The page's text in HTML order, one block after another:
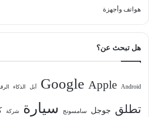
هواتف وأجهزة
هل تبحث عن؟
Android
Apple
Google آبل الذكاء
تطلق جوجل سامسونج سيارة شركة